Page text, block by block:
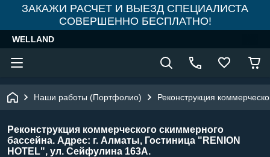
ЗАКАЖИ РАСЧЕТ И ВЫЕЗД СПЕЦИАЛИСТА
СОВЕРШЕННО БЕСПЛАТНО!
WELLAND
Наши работы (Портфолио) Реконструкция
Реконструкция коммерческого скиммерного
бассейна. Адрес: г. Алматы, Гостиница "RENION
HOTEL", ул. Сейфулина 163А.